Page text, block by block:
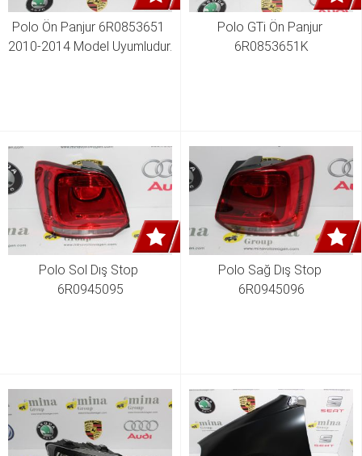
Polo Ön Panjur 6R0853651
2010-2014 Model Uyumludur.
Polo GTi Ön Panjur
6R0853651K
Polo Sol Dış Stop
6R0945095
Polo Sağ Dış Stop
6R0945096